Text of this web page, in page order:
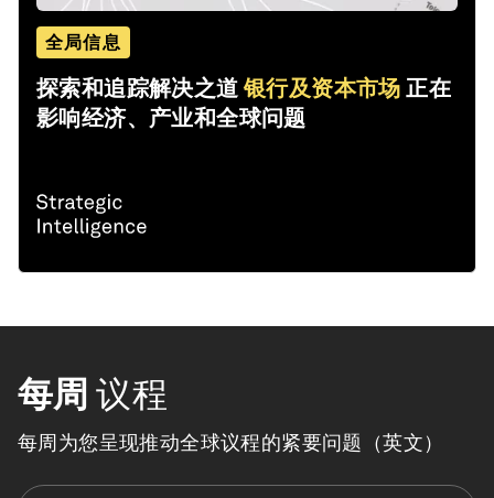
全局信息
探索和追踪解决之道银行及资本市场 正在
影响经济、产业和全球问题
每周 议程
每周为您呈现推动全球议程的紧要问题（英文）